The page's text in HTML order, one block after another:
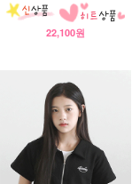
22,100원